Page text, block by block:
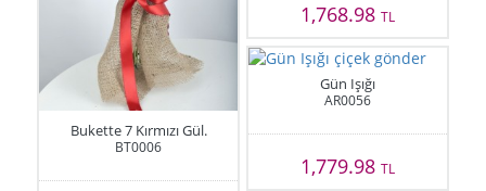
Bukette 7 Kırmızı Gül.
BT0006
1,768.98 TL
Gün Işığı
AR0056
1,779.98 TL